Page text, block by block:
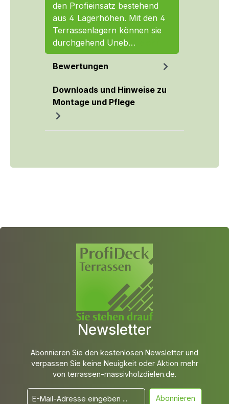
den Profieinsatz bestehend
aus 4 Lagerhöhen. Mit den 4
Terrassenlagern können sie
durchgehend Uneb…
Bewertungen
Downloads und Hinweise zu
Montage und Pflege
Newsletter
Abonnieren Sie den kostenlosen Newsletter und
verpassen Sie keine Neuigkeit oder Aktion mehr
von terrassen-massivholzdielen.de.
Abonnieren